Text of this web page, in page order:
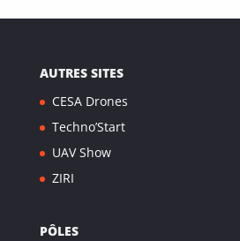
AUTRES SITES
CESA Drones
Techno’Start
UAV Show
ZIRI
PÔLES